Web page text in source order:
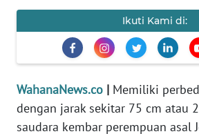
Ikuti Kami di:
WahanaNews.co | Memiliki
dengan jarak sekitar 75 cm atau
saudara kembar perempuan asal
OPINI
EDITORIAL
Informasi
INDEKS
BERITA